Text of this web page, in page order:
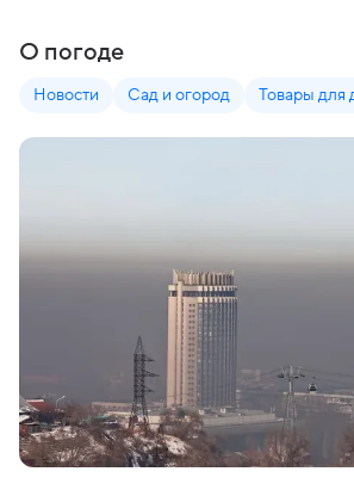
О погоде
Новости Сад и огород Товары для